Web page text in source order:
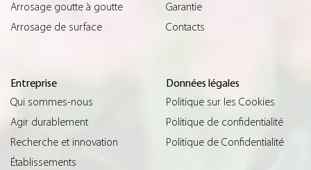
Arrosage goutte à goutte
Arrosage de surface
Garantie
Contacts
Entreprise
Qui sommes-nous
Agir durablement
Recherche et innovation
Établissements
Données légales
Politique sur les Cookies
Politique de confidentialité
Politique de Confidentialité